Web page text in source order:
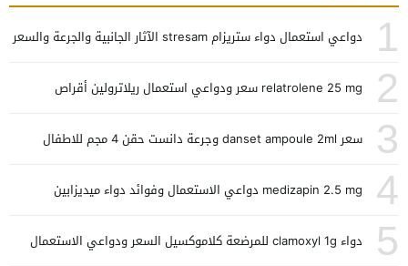
1 دواعي استعمال دواء ستريزام stresam الآثار الجانبية والجرعة والسعر
2 relatrolene 25 mg سعر ودواعي استعمال ريلاترولين أقراص
3 سعر danset ampoule 2ml وجرعة دانست حقن 4 مجم للاطفال
4 medizapin 2.5 mg دواعي الاستعمال وفوائد دواء ميديزابين
5 دواء clamoxyl 1g للمرضعة كلاموكسيل السعر ودواعي الاستعمال